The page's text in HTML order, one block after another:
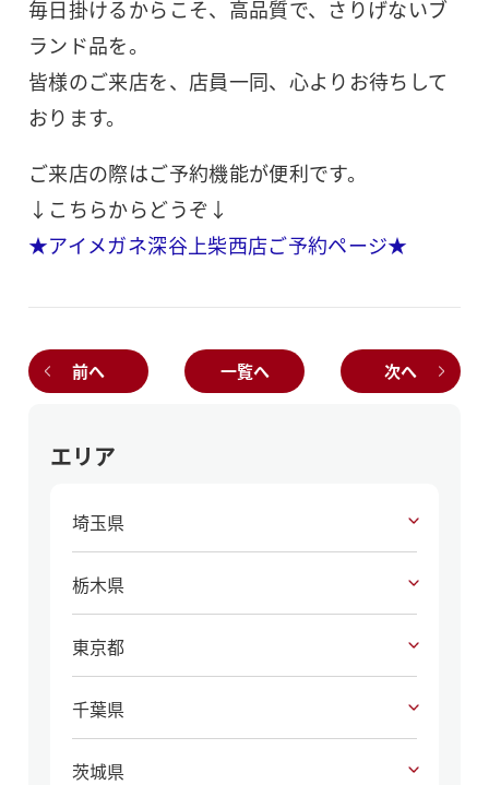
毎日掛けるからこそ、高品質で、さりげないブ
ランド品を。
皆様のご来店を、店員一同、心よりお待ちして
おります。
ご来店の際はご予約機能が便利です。
↓こちらからどうぞ↓
★アイメガネ深谷上柴西店ご予約ページ★
前へ 一覧へ 次へ
エリア
埼玉県
栃木県
東京都
千葉県
茨城県